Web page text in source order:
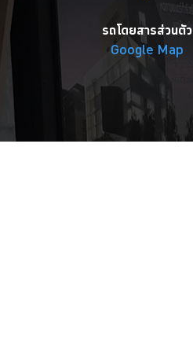
รถโดยสารส่วนตัว
Google Map